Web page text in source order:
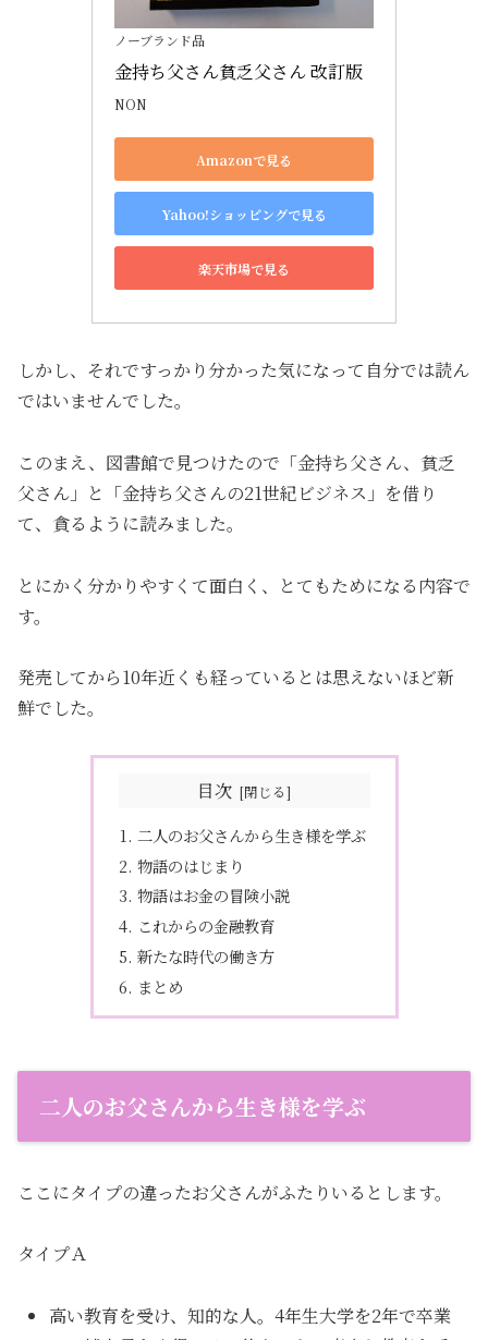
ノーブランド品
金持ち父さん貧乏父さん 改訂版
NON
Amazonで見る
Yahoo!ショッピングで見る
楽天市場で見る
しかし、それですっかり分かった気になって自分では読ん
ではいませんでした。
このまえ、図書館で見つけたので「金持ち父さん、貧乏
父さん」と「金持ち父さんの21世紀ビジネス」を借り
て、貪るように読みました。
とにかく分かりやすくて面白く、とてもためになる内容で
す。
発売してから10年近くも経っているとは思えないほど新
鮮でした。
目次
二人のお父さんから生き様を学ぶ
物語のはじまり
物語はお金の冒険小説
これからの金融教育
新たな時代の働き方
まとめ
二人のお父さんから生き様を学ぶ
ここにタイプの違ったお父さんがふたりいるとします。
タイプＡ
高い教育を受け、知的な人。4年生大学を2年で卒業